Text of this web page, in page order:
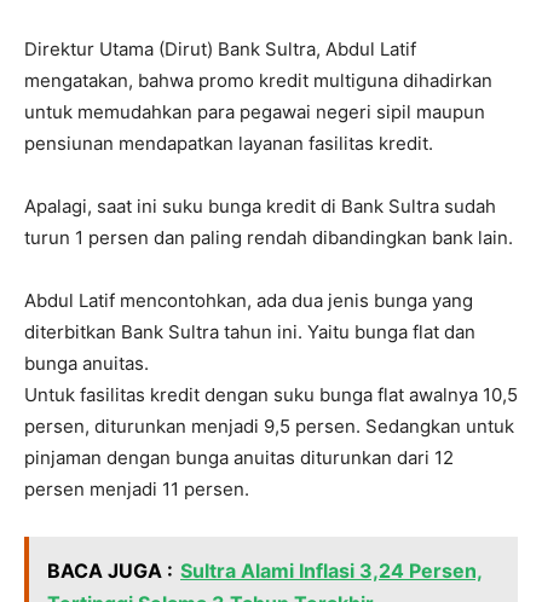
Direktur Utama (Dirut) Bank Sultra, Abdul Latif
mengatakan, bahwa promo kredit multiguna dihadirkan
untuk memudahkan para pegawai negeri sipil maupun
pensiunan mendapatkan layanan fasilitas kredit.
Apalagi, saat ini suku bunga kredit di Bank Sultra sudah
turun 1 persen dan paling rendah dibandingkan bank lain.
Abdul Latif mencontohkan, ada dua jenis bunga yang
diterbitkan Bank Sultra tahun ini. Yaitu bunga flat dan
bunga anuitas.
Untuk fasilitas kredit dengan suku bunga flat awalnya 10,5
persen, diturunkan menjadi 9,5 persen. Sedangkan untuk
pinjaman dengan bunga anuitas diturunkan dari 12
persen menjadi 11 persen.
BACA JUGA : Sultra Alami Inflasi 3,24 Persen,